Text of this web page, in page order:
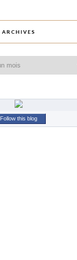
ARCHIVES
Follow this blog